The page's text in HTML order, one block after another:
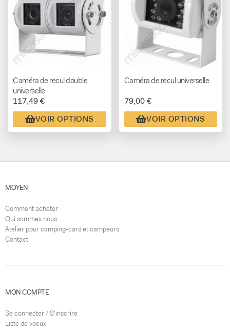
Caméra de recul double
universelle
117,49 €
VOIR OPTIONS
Caméra de recul universelle
79,00 €
VOIR OPTIONS
MOYEN
Comment acheter
Qui sommes nous
Atelier pour camping-cars et campeurs
Contact
MON COMPTE
Se connecter / S'inscrire
Liste de voeux